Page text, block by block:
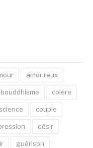
amoureux
bouddhisme colère
couple
désir
guérison